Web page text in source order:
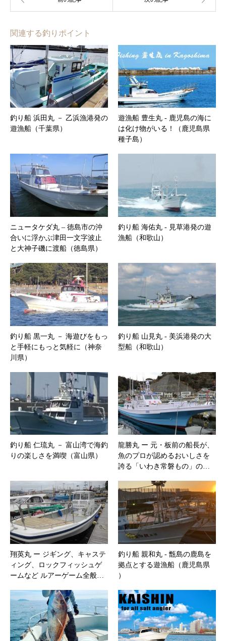
関連する釣りポイント
釣り船 浜田丸 － 乙浜漁港発の
遊漁船（千葉県）
遊漁船 豊生丸 ‐ 鹿児島の海に
は化け物がいる！（鹿児島県
種子島）
ニュータケダ丸 – 徳島市の沖
合いに浮かぶ津田一文字波止
と大神子磯に渡船（徳島県）
釣り船 海佑丸 ‐ 見草港発の遊
漁船（和歌山）
釣り船 黒一丸 － 海遊びをもっ
と手軽にもっと気軽に（神奈
川県）
釣り船 山見丸 ‐ 美浜港発の大
型船（和歌山）
釣り船 仁琉丸 － 富山湾で海釣
りの楽しさを満喫（富山県）
龍勝丸 ー 元・板前の船長が、
魚のプロが認めるおいしさを
誇る「いわき常磐もの」の…
翔英丸 ー ジギング、キャステ
ィング、ロックフィッシュゲ
ームなど ルアーゲーム全般…
釣り船 親和丸 ‐ 甑島の鹿島を
拠点とする遊漁船（鹿児島県
）